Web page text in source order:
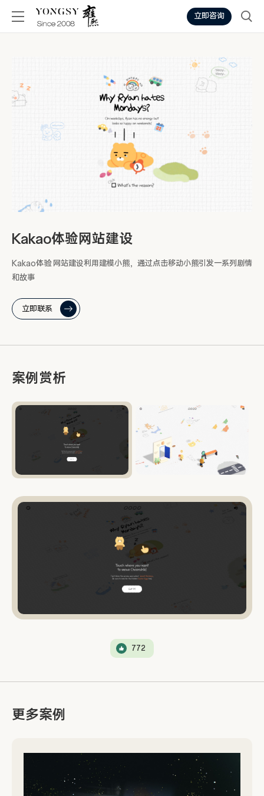
立即咨询
Kakao体验网站建设
Kakao体验 网站建设利用建模小熊，通过点击移动小熊引发一系列剧情
和故事
立即联系
案例赏析
772
更多案例